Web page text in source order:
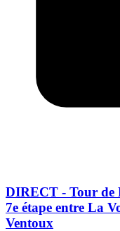
DIRECT - Tour de
7e étape entre La
Ventoux